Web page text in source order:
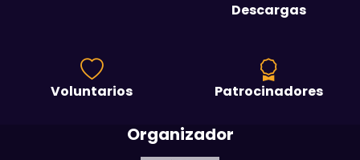
Descargas
Voluntarios Patrocinadores
Organizador